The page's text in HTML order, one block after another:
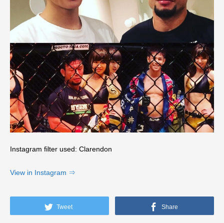
Instagram filter used: Clarendon
View in Instagram ⇒
Tweet Share